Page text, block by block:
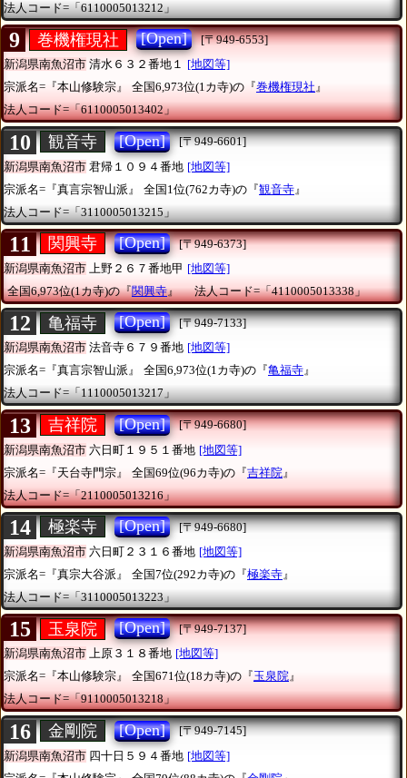
法人コード=「6110005013212」
9 巻機権現社 [Open]
[〒949-6553]
新潟県南魚沼市 清水６３２番地１ [地図等]
宗派名=『本山修験宗』
全国6,973位(1カ寺)の『巻機権現社』
法人コード=「6110005013402」
10 観音寺 [Open]
[〒949-6601]
新潟県南魚沼市 君帰１０９４番地 [地図等]
宗派名=『真言宗智山派』
全国1位(762カ寺)の『観音寺 』
法人コード=「3110005013215」
11 関興寺 [Open]
[〒949-6373]
新潟県南魚沼市 上野２６７番地甲 [地図等]
全国6,973位(1カ寺)の『関興寺』 法人コード=「4110005013338」
12 亀福寺 [Open]
[〒949-7133]
新潟県南魚沼市 法音寺６７９番地 [地図等]
宗派名=『真言宗智山派』
全国6,973位(1カ寺)の『亀福寺』
法人コード=「1110005013217」
13 吉祥院 [Open]
[〒949-6680]
新潟県南魚沼市 六日町１９５１番地 [地図等]
宗派名=『天台寺門宗』
全国69位(96カ寺)の『吉祥院 』
法人コード=「2110005013216」
14 極楽寺 [Open]
[〒949-6680]
新潟県南魚沼市 六日町２３１６番地 [地図等]
宗派名=『真宗大谷派』
全国7位(292カ寺)の『極楽寺 』
法人コード=「3110005013223」
15 玉泉院 [Open]
[〒949-7137]
新潟県南魚沼市 上原３１８番地 [地図等]
宗派名=『本山修験宗』
全国671位(18カ寺)の『玉泉院』
法人コード=「9110005013218」
16 金剛院 [Open]
[〒949-7145]
新潟県南魚沼市 四十日５９４番地 [地図等]